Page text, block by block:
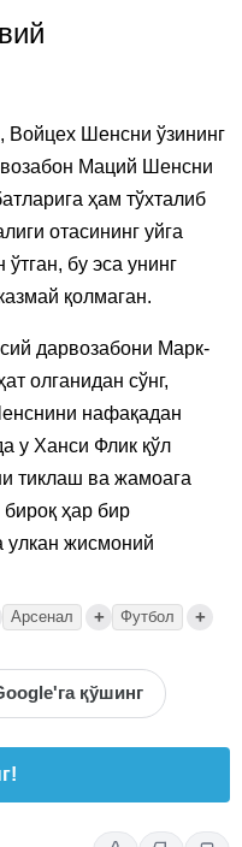
Шенсни ўзининг
Маций Шенсни
ҳам тўхталиб
отасининг уйга
бу эса унинг
қолмаган.
дарвозабони Марк-
олганидан сўнг,
нафақадан
у Ханси Флик қўл
тиклаш ва жамоага
ҳар бир
улкан жисмоний
Арсенал + Футбол +
қўшинг